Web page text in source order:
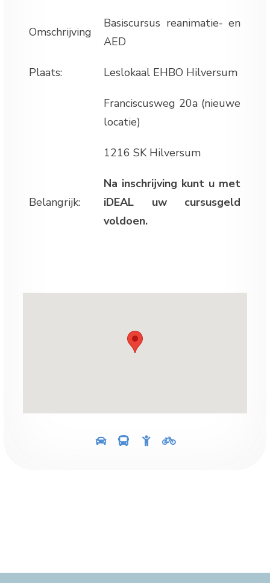
Omschrijving
Basiscursus reanimatie- en
AED
Plaats: Leslokaal EHBO Hilversum
Franciscusweg 20a (nieuwe
locatie)
1216 SK Hilversum
Belangrijk:
Na inschrijving kunt u met
iDEAL uw cursusgeld
voldoen.